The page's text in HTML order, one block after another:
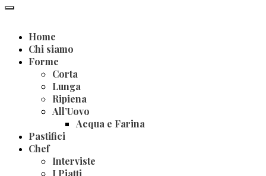
Home
Chi siamo
Forme
Corta
Lunga
Ripiena
All’Uovo
Acqua e Farina
Pastifici
Chef
Interviste
I Piatti